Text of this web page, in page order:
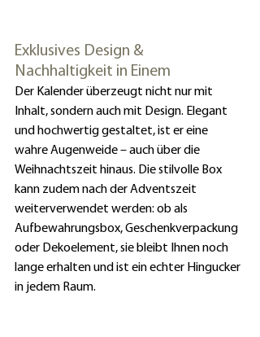
Exklusives Design &
Nachhaltigkeit in Einem
Der Kalender überzeugt nicht nur mit
Inhalt, sondern auch mit Design. Elegant
und hochwertig gestaltet, ist er eine
wahre Augenweide – auch über die
Weihnachtszeit hinaus. Die stilvolle Box
kann zudem nach der Adventszeit
weiterverwendet werden: ob als
Aufbewahrungsbox, Geschenkverpackung
oder Dekoelement, sie bleibt Ihnen noch
lange erhalten und ist ein echter Hingucker
in jedem Raum.